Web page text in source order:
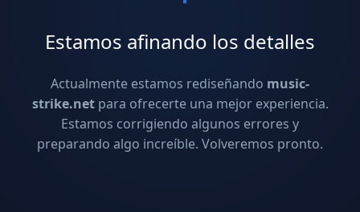
Estamos afinando los detalles
Actualmente estamos rediseñando music-
strike.netpara ofrecerte una mejor experiencia.
Estamos corrigiendo algunos errores y
preparando algo increíble. Volveremos pronto.